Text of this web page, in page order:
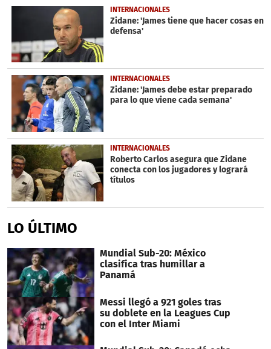
INTERNACIONALES
Zidane: 'James tiene que hacer cosas en
defensa'
INTERNACIONALES
Zidane: 'James debe estar preparado
para lo que viene cada semana'
INTERNACIONALES
Roberto Carlos asegura que Zidane
conecta con los jugadores y logrará
títulos
LO ÚLTIMO
Mundial Sub-20: México
clasifica tras humillar a
Panamá
Messi llegó a 921 goles tras
su doblete en la Leagues Cup
con el Inter Miami